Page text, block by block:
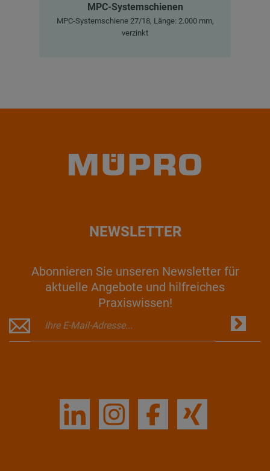
MPC-Systemschienen
MPC-Systemschiene 27/18, Länge: 2.000 mm,
verzinkt
NEWSLETTER
Abonnieren Sie unseren Newsletter für
aktuelle Angebote und hilfreiches
Praxiswissen!